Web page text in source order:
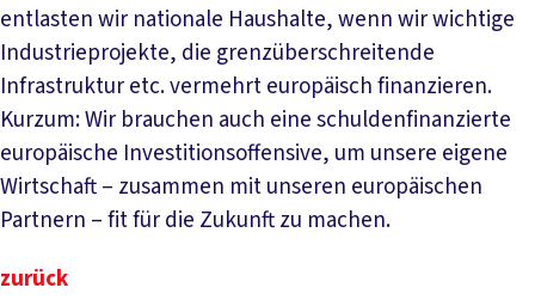
entlasten wir nationale Haushalte, wenn wir wichtige
Industrieprojekte, die grenzüberschreitende
Infrastruktur etc. vermehrt europäisch finanzieren.
Kurzum: Wir brauchen auch eine schuldenfinanzierte
europäische Investitionsoffensive, um unsere eigene
Wirtschaft – zusammen mit unseren europäischen
Partnern – fit für die Zukunft zu machen.
zurück